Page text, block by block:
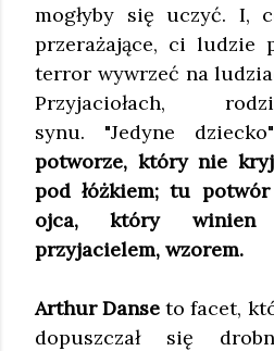
mogłyby się uczyć. I,
przerażające, ci ludzie
terror wywrzeć na
Przyjaciołach,
synu. "Jedyne
potworze, który nie
pod łóżkiem; tu
ojca, który winien
przyjacielem, wzorem.
Arthur Danse to facet,
dopuszczał się